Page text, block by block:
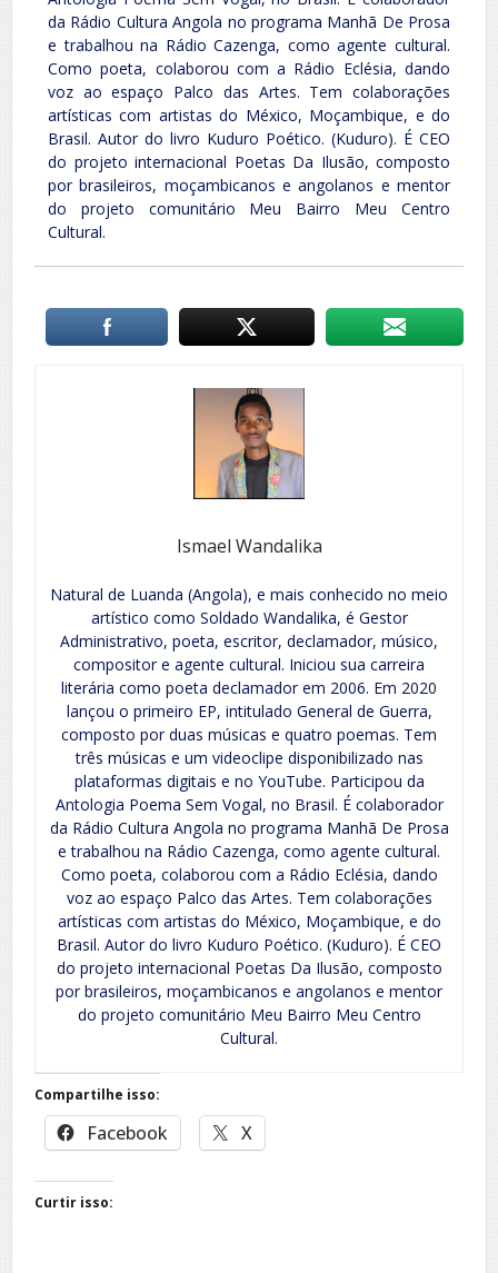
da Rádio Cultura Angola no programa Manhã De Prosa
e trabalhou na Rádio Cazenga, como agente cultural.
Como poeta, colaborou com a Rádio Eclésia, dando
voz ao espaço Palco das Artes. Tem colaborações
artísticas com artistas do México, Moçambique, e do
Brasil. Autor do livro Kuduro Poético. (Kuduro). É CEO
do projeto internacional Poetas Da Ilusão, composto
por brasileiros, moçambicanos e angolanos e mentor
do projeto comunitário Meu Bairro Meu Centro
Cultural.
Ismael Wandalika
Natural de Luanda (Angola), e mais conhecido no meio
artístico como Soldado Wandalika, é Gestor
Administrativo, poeta, escritor, declamador, músico,
compositor e agente cultural. Iniciou sua carreira
literária como poeta declamador em 2006. Em 2020
lançou o primeiro EP, intitulado General de Guerra,
composto por duas músicas e quatro poemas. Tem
três músicas e um videoclipe disponibilizado nas
plataformas digitais e no YouTube. Participou da
Antologia Poema Sem Vogal, no Brasil. É colaborador
da Rádio Cultura Angola no programa Manhã De Prosa
e trabalhou na Rádio Cazenga, como agente cultural.
Como poeta, colaborou com a Rádio Eclésia, dando
voz ao espaço Palco das Artes. Tem colaborações
artísticas com artistas do México, Moçambique, e do
Brasil. Autor do livro Kuduro Poético. (Kuduro). É CEO
do projeto internacional Poetas Da Ilusão, composto
por brasileiros, moçambicanos e angolanos e mentor
do projeto comunitário Meu Bairro Meu Centro
Cultural.
Compartilhe isso:
Facebook X
Curtir isso: